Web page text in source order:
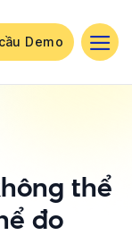
Demo
thể
đo